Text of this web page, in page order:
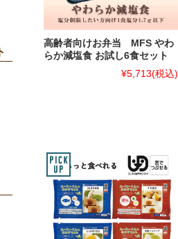
高齢者向けお弁当 MFS やわ
らか減塩食 お試し6食セット
¥5,713(税込)